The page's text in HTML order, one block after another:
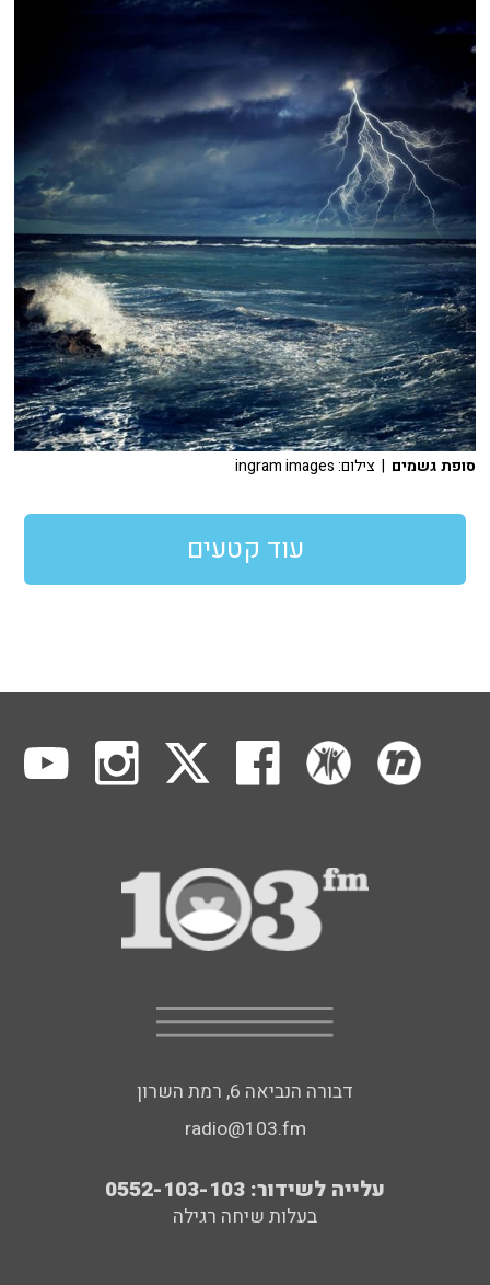
סופת גשמים | צילום: ingram images
עוד קטעים
דבורה הנביאה 6, רמת השרון
radio@103.fm
עלייה לשידור: 0552-103-103
בעלות שיחה רגילה